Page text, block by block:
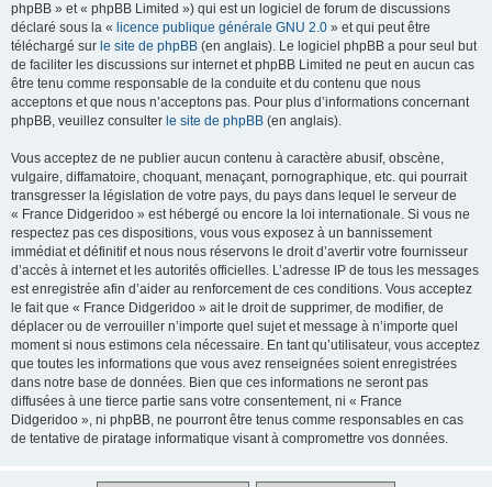
phpBB » et « phpBB Limited ») qui est un logiciel de forum de discussions
déclaré sous la « licence publique générale GNU 2.0 » et qui peut être
téléchargé sur le site de phpBB (en anglais). Le logiciel phpBB a pour seul but
de faciliter les discussions sur internet et phpBB Limited ne peut en aucun cas
être tenu comme responsable de la conduite et du contenu que nous
acceptons et que nous n’acceptons pas. Pour plus d’informations concernant
phpBB, veuillez consulter le site de phpBB (en anglais).
Vous acceptez de ne publier aucun contenu à caractère abusif, obscène,
vulgaire, diffamatoire, choquant, menaçant, pornographique, etc. qui pourrait
transgresser la législation de votre pays, du pays dans lequel le serveur de
« France Didgeridoo » est hébergé ou encore la loi internationale. Si vous ne
respectez pas ces dispositions, vous vous exposez à un bannissement
immédiat et définitif et nous nous réservons le droit d’avertir votre fournisseur
d’accès à internet et les autorités officielles. L’adresse IP de tous les messages
est enregistrée afin d’aider au renforcement de ces conditions. Vous acceptez
le fait que « France Didgeridoo » ait le droit de supprimer, de modifier, de
déplacer ou de verrouiller n’importe quel sujet et message à n’importe quel
moment si nous estimons cela nécessaire. En tant qu’utilisateur, vous acceptez
que toutes les informations que vous avez renseignées soient enregistrées
dans notre base de données. Bien que ces informations ne seront pas
diffusées à une tierce partie sans votre consentement, ni « France
Didgeridoo », ni phpBB, ne pourront être tenus comme responsables en cas
de tentative de piratage informatique visant à compromettre vos données.